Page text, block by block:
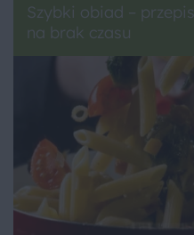
Szybki obiad – przepis
na brak czasu